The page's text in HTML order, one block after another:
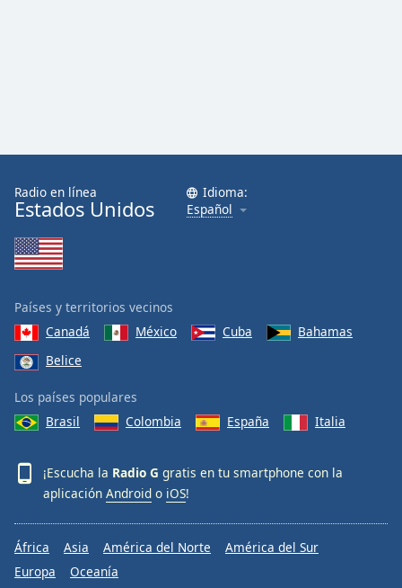
Font
Family
Close
Modal
Dialog
End
dialog
window.
Radio en línea
Estados Unidos
Idioma:
Español
Países y territorios vecinos
Canadá
México Cuba
Bahamas
Belice
Los países populares
Brasil
Colombia España Italia
¡Escucha la Radio G gratis en tu smartphone con la
aplicación Android o iOS!
África Asia América del Norte
América del Sur
Europa
Oceanía